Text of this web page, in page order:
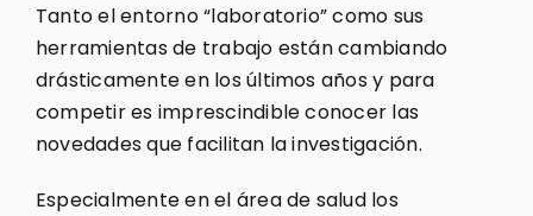
Tanto el entorno “laboratorio” como sus
herramientas de trabajo están cambiando
drásticamente en los últimos años y para
competir es imprescindible conocer las
novedades que facilitan la investigación.
Especialmente en el área de salud los